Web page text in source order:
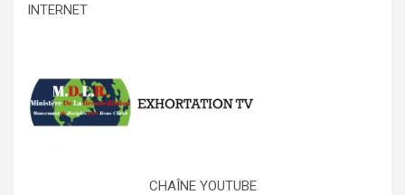
INTERNET
CHAÎNE YOUTUBE